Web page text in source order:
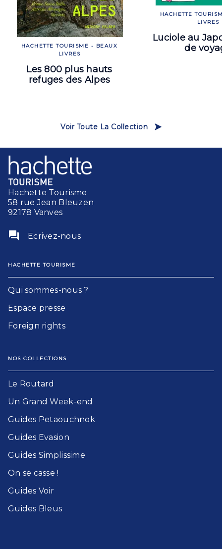
HACHETTE TOURISME - BEAUX
LIVRES
Les 800 plus hauts
refuges des Alpes
HACHETTE
LIVRES
Luciole au
de
Voir Toute La Collection
Hachette Tourisme
58 rue Jean Bleuzen
92178 Vanves
question_answer Ecrivez-nous
HACHETTE TOURISME
Qui sommes-nous ?
Espace presse
Foreign rights
NOS COLLECTIONS
Le Routard​
Un Grand Week-end​
Guides Petaouchnok​
Guides Evasion​
Guides Simplissime​
On se casse !​
Guides Voir​
Guides Bleu​s